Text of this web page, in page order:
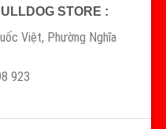
STORE :
Việt, Phường Nghĩa
923